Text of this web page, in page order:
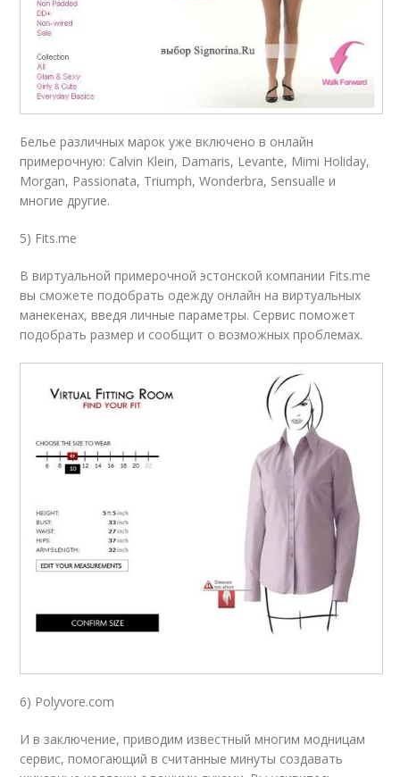
Белье различных марок уже включено в онлайн
примерочную: Calvin Klein, Damaris, Levante, Mimi Holiday,
Morgan, Passionata, Triumph, Wonderbra, Sensualle и
многие другие.
5) Fits.me
В виртуальной примерочной эстонской компании Fits.me
вы сможете подобрать одежду онлайн на виртуальных
манекенах, введя личные параметры. Сервис поможет
подобрать размер и сообщит о возможных проблемах.
6) Polyvore.com
И в заключение, приводим известный многим модницам
сервис, помогающий в считанные минуты создавать